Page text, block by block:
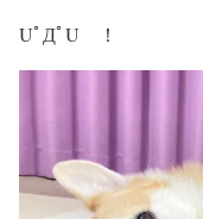
UﾟДﾟU ！